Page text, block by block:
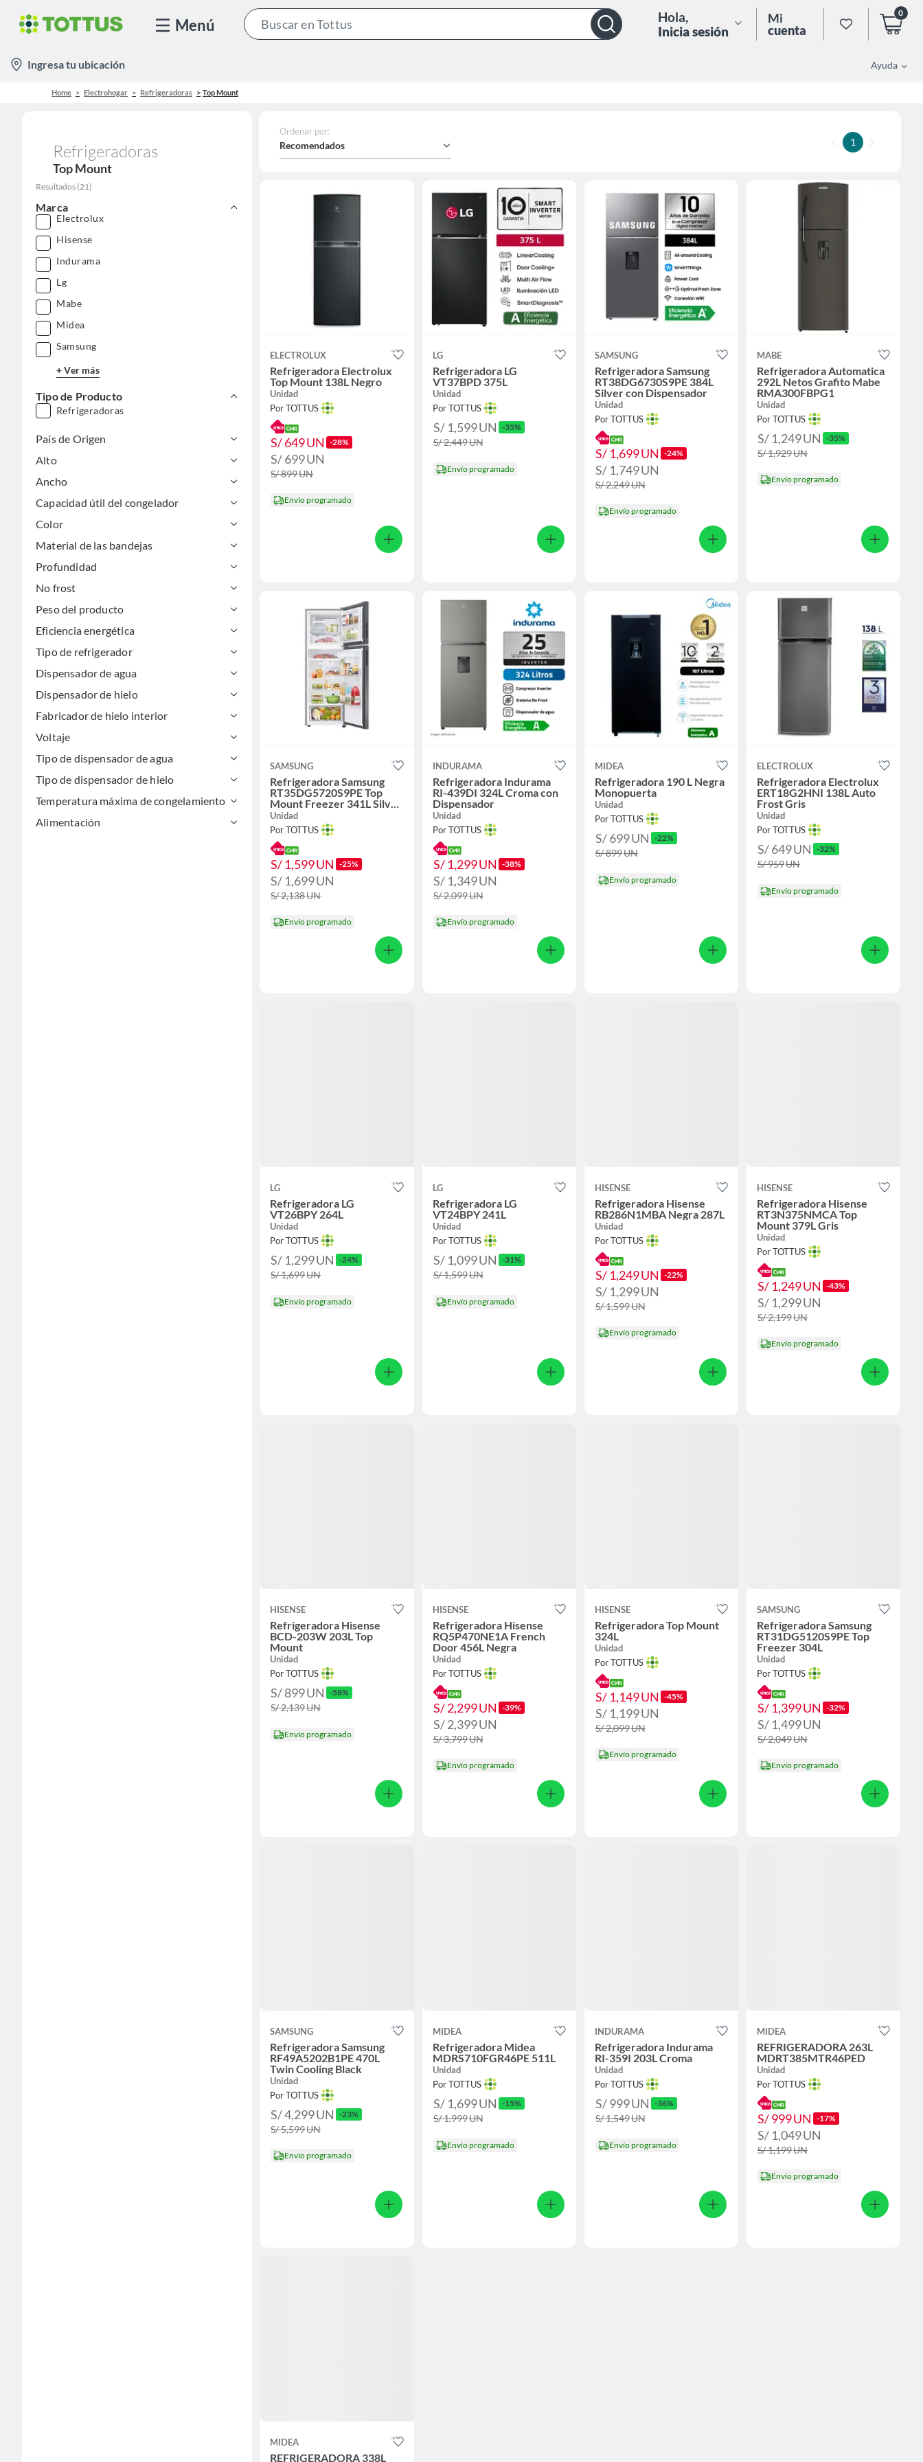
Menú
Bar
Hola,
Inicia sesión
Mi
cuenta
0
location-
icon
Ingresa tu ubicación Ayuda
Home Electrohogar Refrigeradoras Top Mount
Refrigeradoras
Top Mount
Resultados (21)
Marca
Electrolux
Hisense
Indurama
Lg
Mabe
Midea
Samsung
+ Ver más
Tipo de Producto
Refrigeradoras
País de Origen
Alto
Ancho
Capacidad útil del congelador
Color
Material de las bandejas
Profundidad
No frost
Peso del producto
Eficiencia energética
Tipo de refrigerador
Dispensador de agua
Dispensador de hielo
Fabricador de hielo interior
Voltaje
Tipo de dispensador de agua
Tipo de dispensador de hielo
Temperatura máxima de congelamiento
Alimentación
Ordenar por:
Recomendados 1
ELECTROLUX
Refrigeradora Electrolux
Top Mount 138L Negro
Unidad
Por TOTTUS
S/ 649UN -28%
S/ 699UN
S/ 899UN
Envío programado
LG
Refrigeradora LG
VT37BPD 375L
Unidad
Por TOTTUS
S/ 1,599UN -35%
S/ 2,449UN
Envío programado
SAMSUNG
Refrigeradora Samsung
RT38DG6730S9PE 384L
Silver con Dispensador
Unidad
Por TOTTUS
S/ 1,699UN -24%
S/ 1,749UN
S/ 2,249UN
Envío programado
MABE
Refrigeradora Automatica
292L Netos Grafito Mabe
RMA300FBPG1
Unidad
Por TOTTUS
S/ 1,249UN -35%
S/ 1,929UN
Envío programado
SAMSUNG
Refrigeradora Samsung
RT35DG5720S9PE Top
Mount Freezer 341L Silver
con Dispensador
Unidad
Por TOTTUS
S/ 1,599UN -25%
S/ 1,699UN
S/ 2,138UN
Envío programado
INDURAMA
Refrigeradora Indurama
RI-439DI 324L Croma con
Dispensador
Unidad
Por TOTTUS
S/ 1,299UN -38%
S/ 1,349UN
S/ 2,099UN
Envío programado
MIDEA
Refrigeradora 190 L Negra
Monopuerta
Unidad
Por TOTTUS
S/ 699UN -22%
S/ 899UN
Envío programado
ELECTROLUX
Refrigeradora Electrolux
ERT18G2HNI 138L Auto
Frost Gris
Unidad
Por TOTTUS
S/ 649UN -32%
S/ 959UN
Envío programado
LG
Refrigeradora LG
VT26BPY 264L
Unidad
Por TOTTUS
S/ 1,299UN -24%
S/ 1,699UN
Envío programado
LG
Refrigeradora LG
VT24BPY 241L
Unidad
Por TOTTUS
S/ 1,099UN -31%
S/ 1,599UN
Envío programado
HISENSE
Refrigeradora Hisense
RB286N1MBA Negra 287L
Unidad
Por TOTTUS
S/ 1,249UN -22%
S/ 1,299UN
S/ 1,599UN
Envío programado
HISENSE
Refrigeradora Hisense
RT3N375NMCA Top
Mount 379L Gris
Unidad
Por TOTTUS
S/ 1,249UN -43%
S/ 1,299UN
S/ 2,199UN
Envío programado
HISENSE
Refrigeradora Hisense
BCD-203W 203L Top
Mount
Unidad
Por TOTTUS
S/ 899UN -58%
S/ 2,139UN
Envío programado
HISENSE
Refrigeradora Hisense
RQ5P470NE1A French
Door 456L Negra
Unidad
Por TOTTUS
S/ 2,299UN -39%
S/ 2,399UN
S/ 3,799UN
Envío programado
HISENSE
Refrigeradora Top Mount
324L
Unidad
Por TOTTUS
S/ 1,149UN -45%
S/ 1,199UN
S/ 2,099UN
Envío programado
SAMSUNG
Refrigeradora Samsung
RT31DG5120S9PE Top
Freezer 304L
Unidad
Por TOTTUS
S/ 1,399UN -32%
S/ 1,499UN
S/ 2,049UN
Envío programado
SAMSUNG
Refrigeradora Samsung
RF49A5202B1PE 470L
Twin Cooling Black
Unidad
Por TOTTUS
S/ 4,299UN -23%
S/ 5,599UN
Envío programado
MIDEA
Refrigeradora Midea
MDRS710FGR46PE 511L
Unidad
Por TOTTUS
S/ 1,699UN -15%
S/ 1,999UN
Envío programado
INDURAMA
Refrigeradora Indurama
RI-359I 203L Croma
Unidad
Por TOTTUS
S/ 999UN -36%
S/ 1,549UN
Envío programado
MIDEA
REFRIGERADORA 263L
MDRT385MTR46PED
Unidad
Por TOTTUS
S/ 999UN -17%
S/ 1,049UN
S/ 1,199UN
Envío programado
MIDEA
REFRIGERADORA 338L